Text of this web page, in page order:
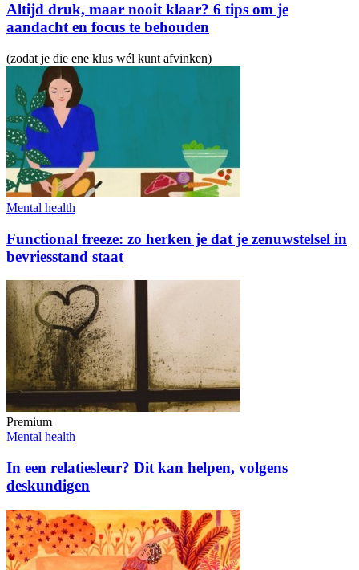
Altijd druk, maar nooit klaar? 6 tips om je
aandacht en focus te behouden
(zodat je die ene klus wél kunt afvinken)
Mental health
Functional freeze: zo herken je dat je zenuwstelsel in
bevriesstand staat
Premium
Mental health
In een relatiesleur? Dit kan helpen, volgens
deskundigen